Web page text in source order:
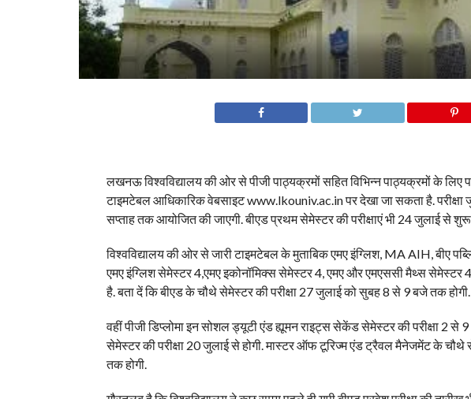
लखनऊ विश्वविद्यालय की ओर से पीजी पाठ्यक्रमों सहित विभिन्न पाठ्यक्रमों के लिए
टाइमटेबल आधिकारिक वेबसाइट www.lkouniv.ac.in पर देखा जा सकता है.
सप्ताह तक आयोजित की जाएगी. बीएड प्रथम सेमेस्टर की परीक्षाएं भी 24 जुलाई से शुरू
विश्वविद्यालय की ओर से जारी टाइमटेबल के मुताबिक एमए इंग्लिश, MA AIH, बीए
एमए इंग्लिश सेमेस्टर 4,एमए इकोनॉमिक्स सेमेस्टर 4, एमए और एमएससी मैथ्स सेमेस्टर 4,
है. बता दें कि बीएड के चौथे सेमेस्टर की परीक्षा 27 जुलाई को सुबह 8 से 9 बजे तक होगी.
वहीं पीजी डिप्लोमा इन सोशल ड्यूटी एंड ह्यूमन राइट्स सेकेंड सेमेस्टर की परीक्षा 2 से
सेमेस्टर की परीक्षा 20 जुलाई से होगी. मास्टर ऑफ टूरिज्म एंड ट्रैवल मैनेजमेंट के चौथे
तक होगी.